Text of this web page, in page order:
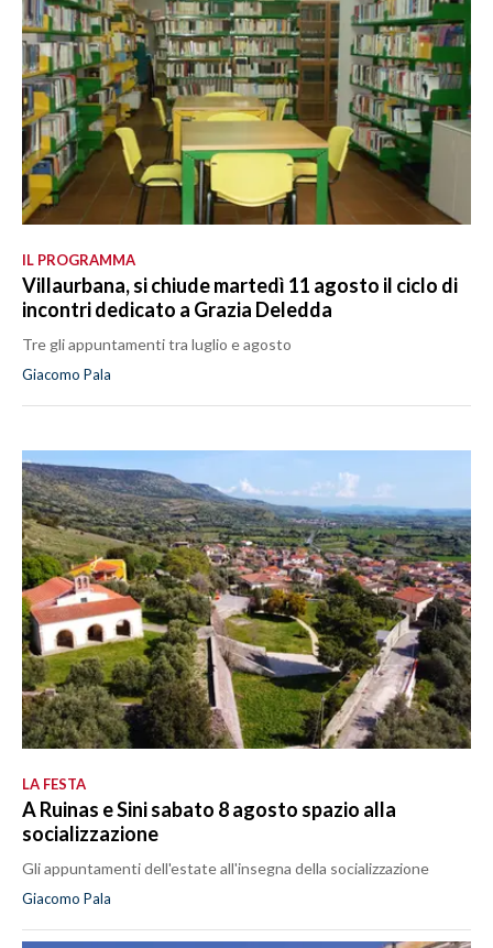
IL PROGRAMMA
Villaurbana, si chiude martedì 11 agosto il ciclo di
incontri dedicato a Grazia Deledda
Tre gli appuntamenti tra luglio e agosto
Giacomo Pala
LA FESTA
A Ruinas e Sini sabato 8 agosto spazio alla
socializzazione
Gli appuntamenti dell'estate all'insegna della socializzazione
Giacomo Pala